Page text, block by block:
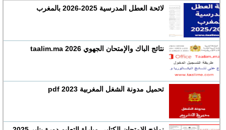
لائحة العطل المدرسية 2025-2026 بالمغرب
نتائج الباك والإمتحان الجهوي 2026 taalim.ma
تحميل مدونة الشغل المغربية 2023 pdf